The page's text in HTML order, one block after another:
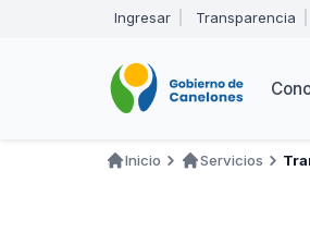
Ingresar Transparencia
Navegación
Inicio Servicios